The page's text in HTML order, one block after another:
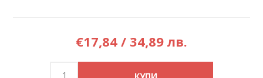
€17,84 / 34,89 лв.